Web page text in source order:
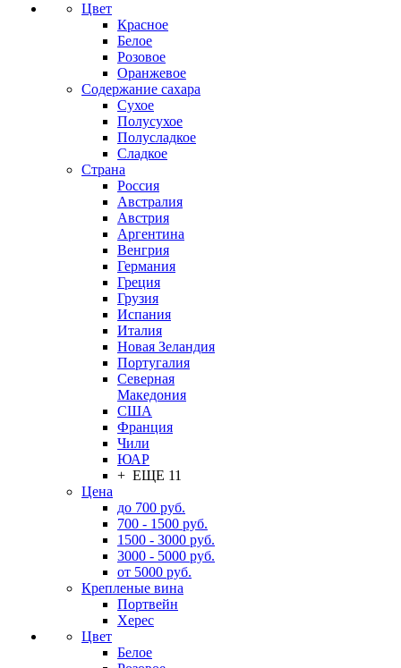
Цвет
Красное
Белое
Розовое
Оранжевое
Содержание сахара
Сухое
Полусухое
Полусладкое
Сладкое
Страна
Россия
Австралия
Австрия
Аргентина
Венгрия
Германия
Греция
Грузия
Испания
Италия
Новая Зеландия
Португалия
Северная
Македония
США
Франция
Чили
ЮАР
+ ЕЩЕ 11
Цена
до 700 руб.
700 - 1500 руб.
1500 - 3000 руб.
3000 - 5000 руб.
от 5000 руб.
Крепленые вина
Портвейн
Херес
Цвет
Белое